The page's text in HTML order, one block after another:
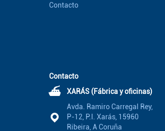
Contacto
Contacto
⛴
XARÁS (Fábrica y oficinas)
Avda. Ramiro Carregal Rey,
P-12, P.I. Xarás, 15960
Ribeira, A Coruña